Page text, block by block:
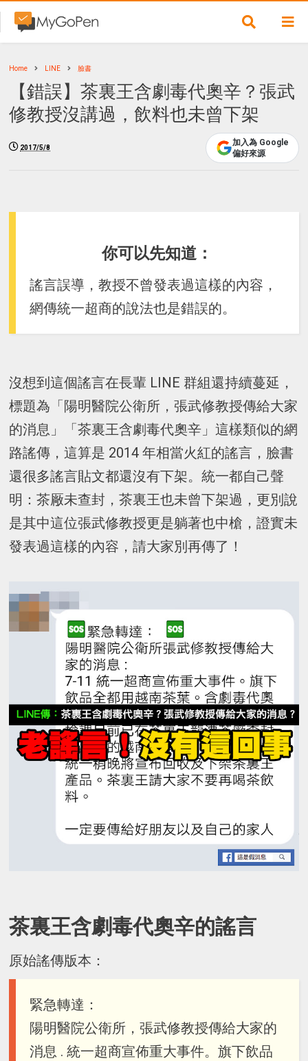
Home LINE 臉書
【錯誤】茶裏王含劇毒代奧辛？張武
修教授沒講過，飲料也未曾下架
2017/5/8
加入為 Google
偏好來源
你可以先知道：
謠言誤導，教授不曾發表過這樣的內容，
網傳統一超商的說法也是錯誤的。
沒想到這個謠言在長輩 LINE 群組還持續蔓延，
標題為「陽明醫院公衛所，張武修教授傳給大家
的消息」「茶裏王含劇毒代奧辛」這樣類似的網
路謠傳，這算是 2014 年相當火紅的謠言，臉書
還很多謠言貼文都還沒有下架。統一都自己聲
明：茶厰未查封，茶裏王也未曾下架過，更別說
是其中這位張武修教授更是躺著也中槍，證實未
發表過這樣的內容，請大家別再傳了！
茶裏王含劇毒代奧辛的謠言
原始謠傳版本：
緊急轉達：
陽明醫院公衛所，張武修教授傳給大家的
消息 . 統一超商宣佈重大事件。旗下飲品